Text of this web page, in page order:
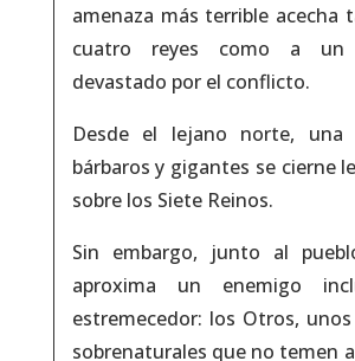
amenaza más terrible acecha
cuatro reyes como a un
devastado por el conflicto.
Desde el lejano norte, una
bárbaros y gigantes se cierne
sobre los Siete Reinos.
Sin embargo, junto al
aproxima un enemigo
estremecedor: los Otros,
sobrenaturales que no temen